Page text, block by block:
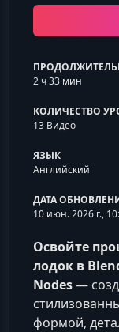
2 ч 33 мин
КОЛИЧЕСТВО
13 Видео
ЯЗЫК
Английский
ДАТА
10 июн. 2026 г.,
Освойте
лодок в
Nodes—
формой,